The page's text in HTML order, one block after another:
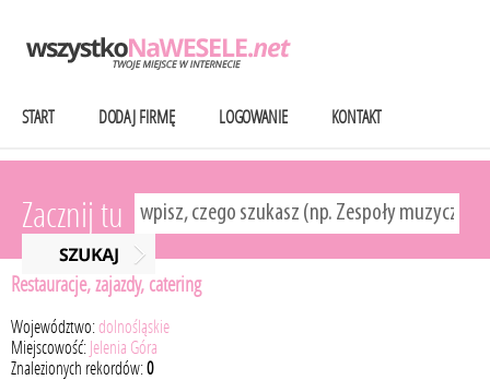
START DODAJ FIRMĘ LOGOWANIE KONTAKT
Zacznij tu
Restauracje, zajazdy, catering
Województwo:dolnośląskie
Miejscowość: Jelenia Góra
Znalezionych rekordów:0